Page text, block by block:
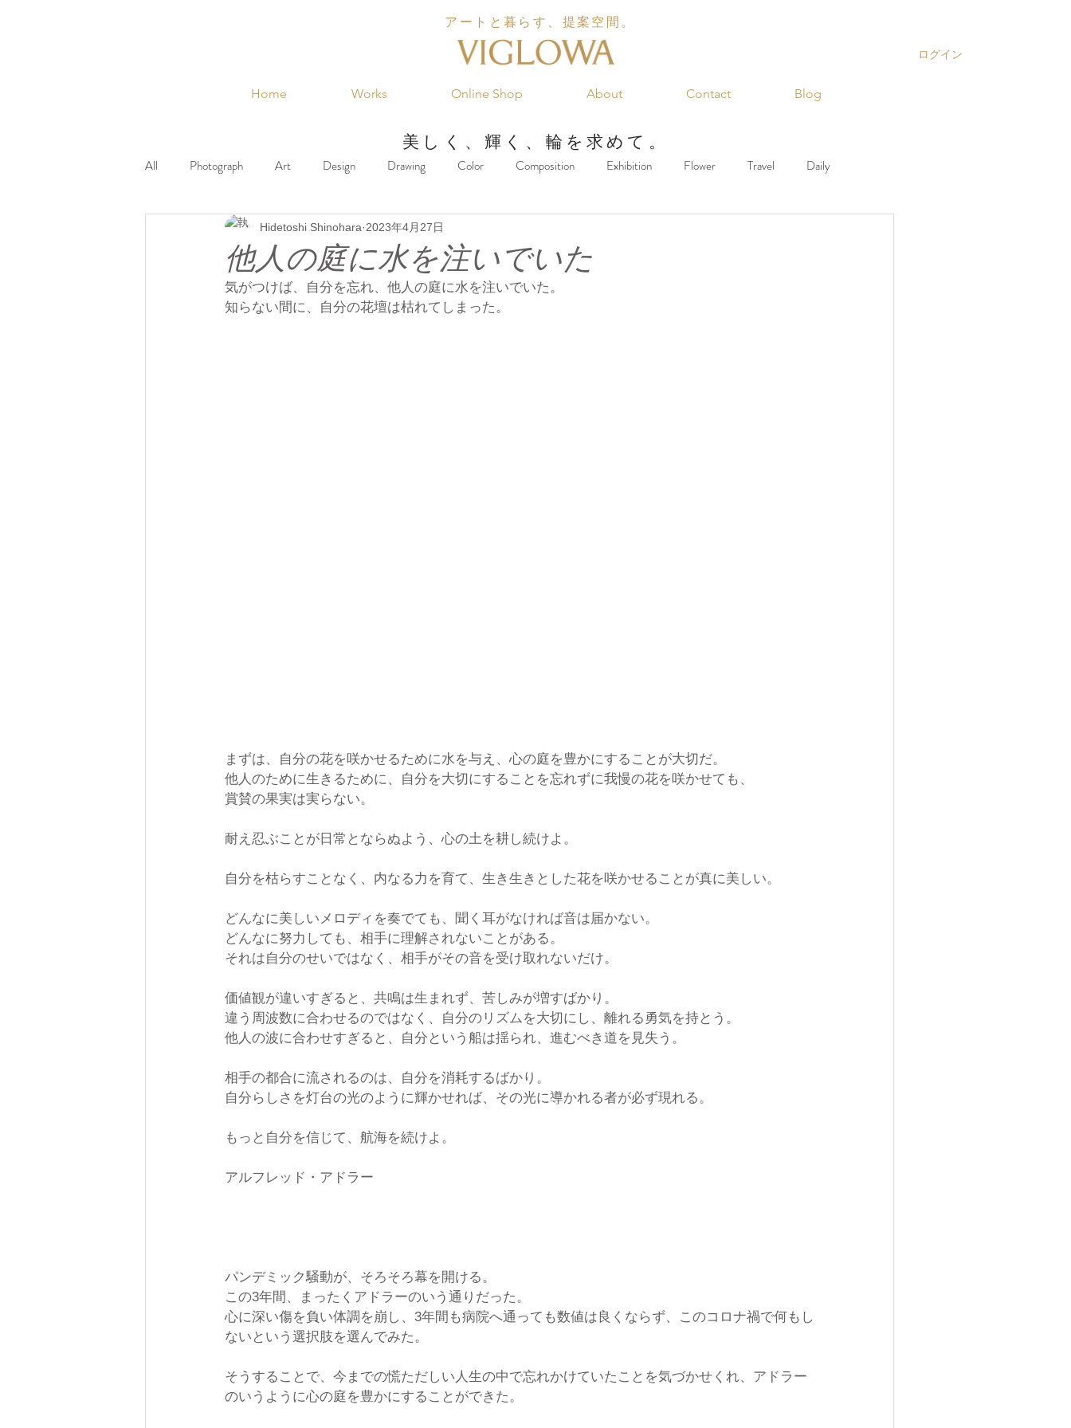
アートと暮らす、提案空間。
ログイン
Home Works Online Shop About Contact Blog
All Photograph Art Design Drawing Color Composition Exhibition Flower Travel Daily
VIGLOWA Museum Thinking Music
他人の庭に水を注いでいた
Hidetoshi Shinohara 2023年4月27日
気がつけば、自分を忘れ、他人の庭に水を注いでいた。
知らない間に、自分の花壇は枯れてしまった。
まずは、自分の花を咲かせるために水を与え、心の庭を豊かにすることが大切だ。
他人のために生きるために、自分を大切にすることを忘れずに我慢の花を咲かせても、
賞賛の果実は実らない。
耐え忍ぶことが日常とならぬよう、心の土を耕し続けよ。
自分を枯らすことなく、内なる力を育て、生き生きとした花を咲かせることが真に美しい。
どんなに美しいメロディを奏でても、聞く耳がなければ音は届かない。
どんなに努力しても、相手に理解されないことがある。
それは自分のせいではなく、相手がその音を受け取れないだけ。
価値観が違いすぎると、共鳴は生まれず、苦しみが増すばかり。
違う周波数に合わせるのではなく、自分のリズムを大切にし、離れる勇気を持とう。
他人の波に合わせすぎると、自分という船は揺られ、進むべき道を見失う。
相手の都合に流されるのは、自分を消耗するばかり。
自分らしさを灯台の光のように輝かせれば、その光に導かれる者が必ず現れる。
もっと自分を信じて、航海を続けよ。
アルフレッド・アドラー
パンデミック騒動が、そろそろ幕を開ける。
この3年間、まったくアドラーのいう通りだった。
心に深い傷を負い体調を崩し、3年間も病院へ通っても数値は良くならず、このコロナ禍で何もし
ないという選択肢を選んでみた。
そうすることで、今までの慌ただしい人生の中で忘れかけていたことを気づかせくれ、アドラー
のいうように心の庭を豊かにすることができた。
美しく、輝く、輪を求めて。